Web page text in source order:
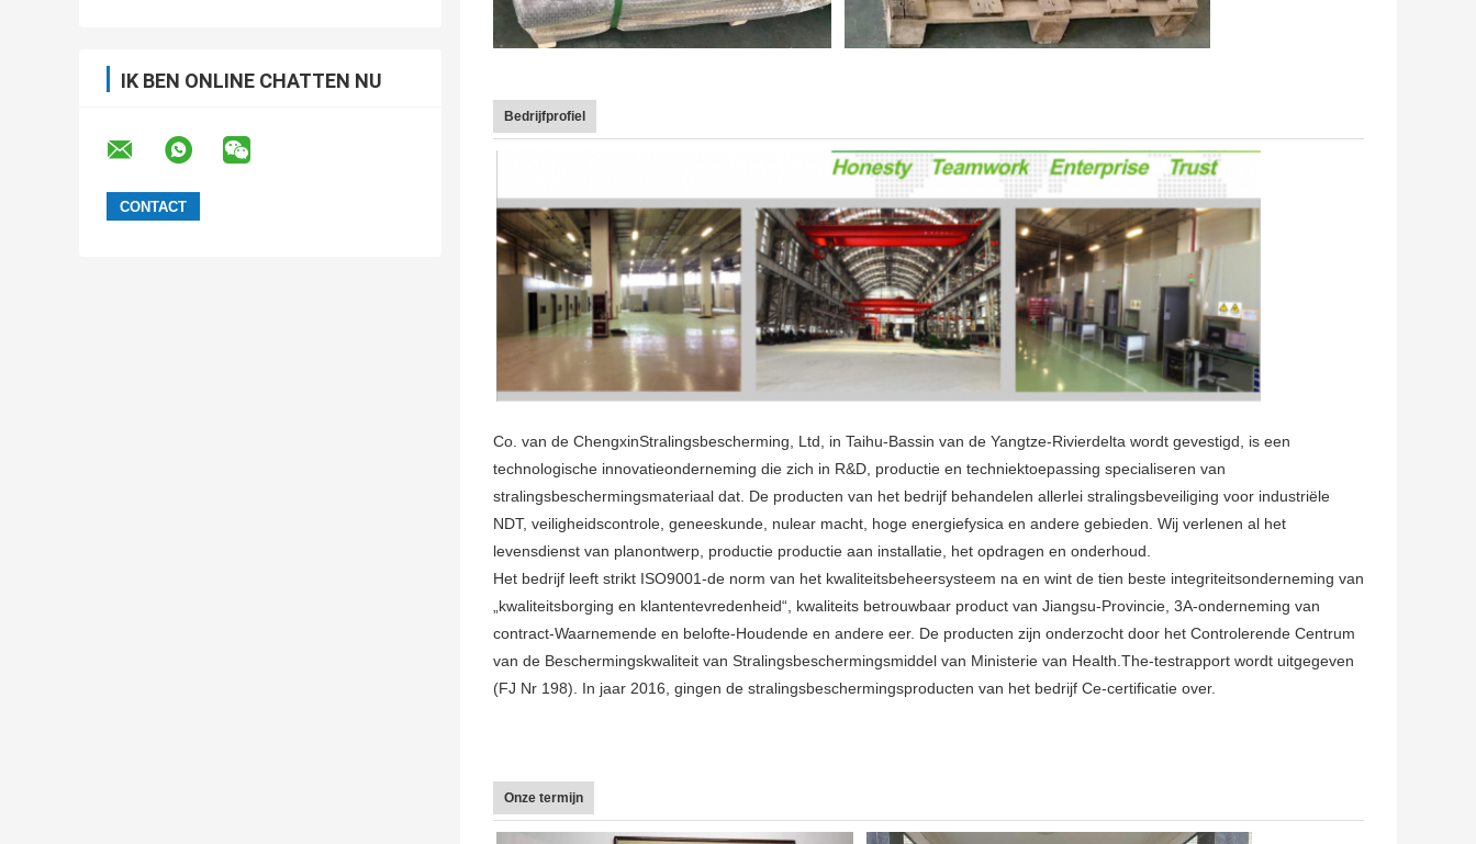
IK BEN ONLINE CHATTEN NU
Bedrijfprofiel
Co. van de ChengxinStralingsbescherming, Ltd, in Taihu-Bassin van de Yangtze-Rivierdelta wordt gevestigd, is een
technologische innovatieonderneming die zich in R&D, productie en techniektoepassing specialiseren van
stralingsbeschermingsmateriaal dat. De producten van het bedrijf behandelen allerlei stralingsbeveiliging voor industriële
NDT, veiligheidscontrole, geneeskunde, nulear macht, hoge energiefysica en andere gebieden. Wij verlenen al het
levensdienst van planontwerp, productie productie aan installatie, het opdragen en onderhoud.
Het bedrijf leeft strikt ISO9001-de norm van het kwaliteitsbeheersysteem na en wint de tien beste integriteitsonderneming van
„kwaliteitsborging en klantentevredenheid“, kwaliteits betrouwbaar product van Jiangsu-Provincie, 3A-onderneming van
contract-Waarnemende en belofte-Houdende en andere eer. De producten zijn onderzocht door het Controlerende Centrum
van de Beschermingskwaliteit van Stralingsbeschermingsmiddel van Ministerie van Health.The-testrapport wordt uitgegeven
(FJ Nr 198). In jaar 2016, gingen de stralingsbeschermingsproducten van het bedrijf Ce-certificatie over.
Onze termijn